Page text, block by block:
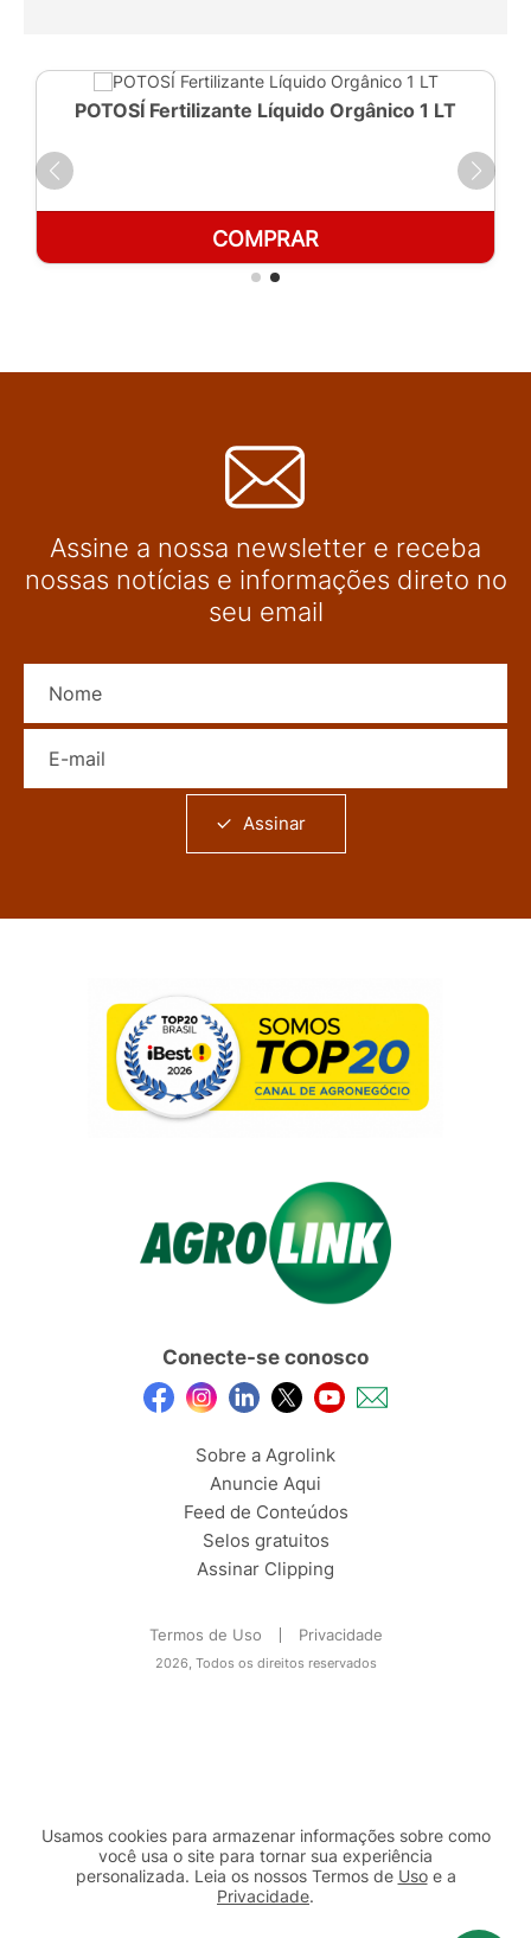
POTOSÍ Fertilizante Líquido Orgânico 1 LT
COMPRAR
Assine a nossa newsletter e receba
nossas notícias e informações direto no
seu email
Assinar
Conecte-se conosco
Sobre a Agrolink
Anuncie Aqui
Feed de Conteúdos
Selos gratuitos
Assinar Clipping
Termos de Uso Privacidade
2026, Todos os direitos reservados
Usamos cookies para armazenar informações sobre como
você usa o site para tornar sua experiência
personalizada. Leia os nossos Termos de Usoe a
Privacidade.